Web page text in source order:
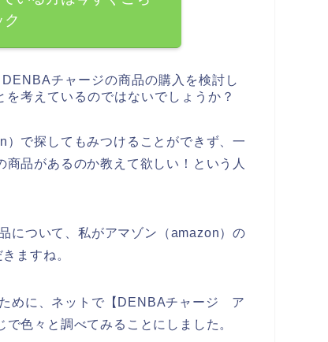
ク
チャージの商品の購入を検討し
考えているのではないでしょうか？
で探してもみつけることができず、一
品があるのか教えて欲しい！という人
について、私がアマゾン（amazon）の
ますね。
めに、ネットで【DENBAチャージ ア
色々と調べてみることにしました。